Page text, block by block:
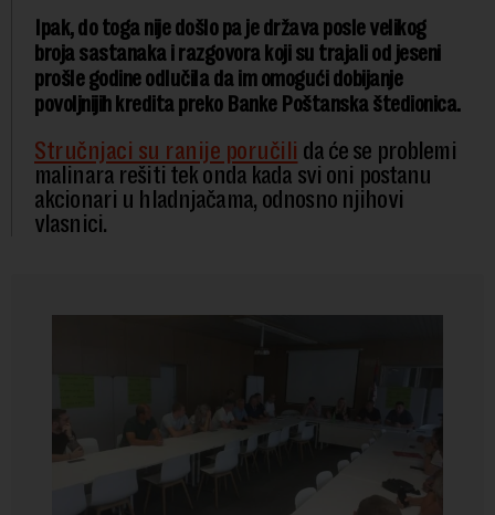
Ipak, do toga nije došlo pa je država posle velikog
broja sastanaka i razgovora koji su trajali od jeseni
prošle godine odlučila da im omogući dobijanje
povoljnijih kredita preko Banke Poštanska štedionica.
Stručnjaci su ranije poručili da će se problemi
malinara rešiti tek onda kada svi oni postanu
akcionari u hladnjačama, odnosno njihovi
vlasnici.